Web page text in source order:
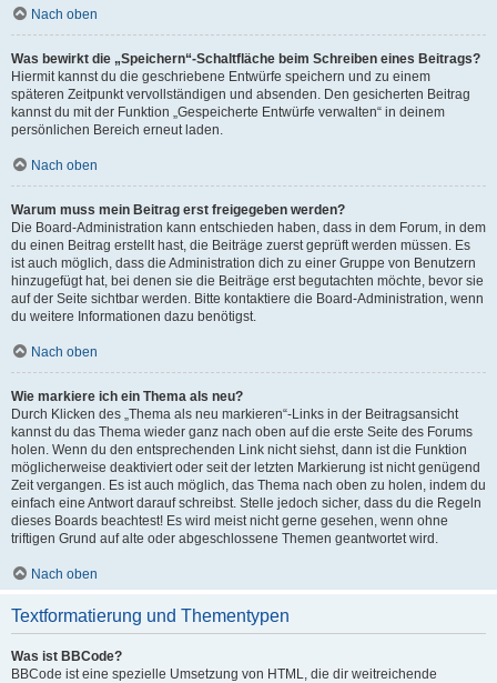
Nach oben
Was bewirkt die „Speichern“-Schaltfläche beim Schreiben eines Beitrags?
Hiermit kannst du die geschriebene Entwürfe speichern und zu einem
späteren Zeitpunkt vervollständigen und absenden. Den gesicherten Beitrag
kannst du mit der Funktion „Gespeicherte Entwürfe verwalten“ in deinem
persönlichen Bereich erneut laden.
Nach oben
Warum muss mein Beitrag erst freigegeben werden?
Die Board-Administration kann entschieden haben, dass in dem Forum, in dem
du einen Beitrag erstellt hast, die Beiträge zuerst geprüft werden müssen. Es
ist auch möglich, dass die Administration dich zu einer Gruppe von Benutzern
hinzugefügt hat, bei denen sie die Beiträge erst begutachten möchte, bevor sie
auf der Seite sichtbar werden. Bitte kontaktiere die Board-Administration, wenn
du weitere Informationen dazu benötigst.
Nach oben
Wie markiere ich ein Thema als neu?
Durch Klicken des „Thema als neu markieren“-Links in der Beitragsansicht
kannst du das Thema wieder ganz nach oben auf die erste Seite des Forums
holen. Wenn du den entsprechenden Link nicht siehst, dann ist die Funktion
möglicherweise deaktiviert oder seit der letzten Markierung ist nicht genügend
Zeit vergangen. Es ist auch möglich, das Thema nach oben zu holen, indem du
einfach eine Antwort darauf schreibst. Stelle jedoch sicher, dass du die Regeln
dieses Boards beachtest! Es wird meist nicht gerne gesehen, wenn ohne
triftigen Grund auf alte oder abgeschlossene Themen geantwortet wird.
Nach oben
Textformatierung und Thementypen
Was ist BBCode?
BBCode ist eine spezielle Umsetzung von HTML, die dir weitreichende